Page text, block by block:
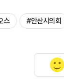
스 #안산시의회